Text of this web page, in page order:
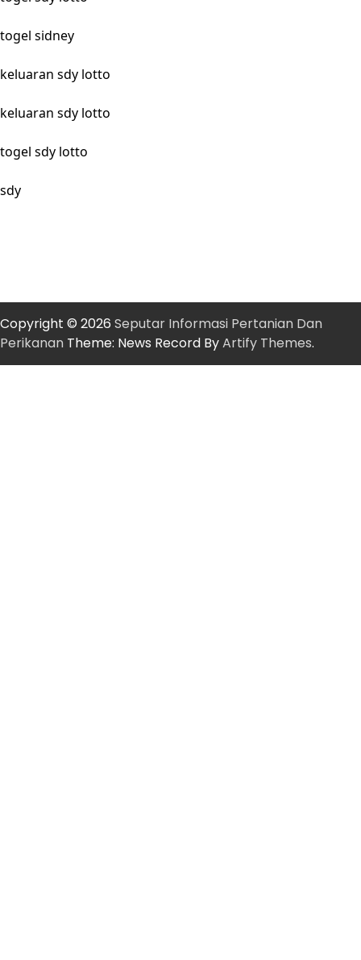
togel sidney
keluaran sdy lotto
keluaran sdy lotto
togel sdy lotto
sdy
Copyright © 2026 Seputar Informasi Pertanian Dan
Perikanan Theme: News Record ByArtify Themes.